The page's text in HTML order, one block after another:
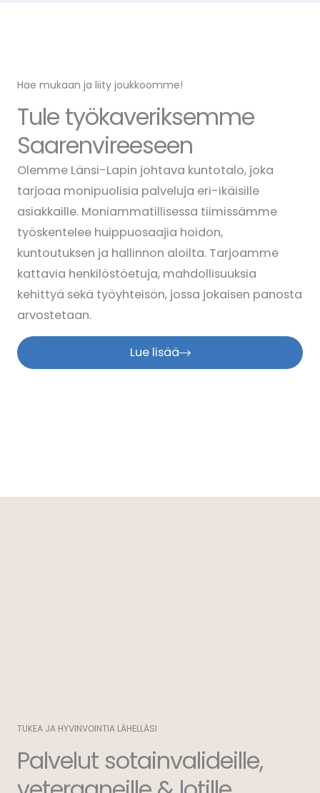
Hae mukaan ja liity joukkoomme!
Tule työkaveriksemme
Saarenvireeseen
Olemme Länsi-Lapin johtava kuntotalo, joka
tarjoaa monipuolisia palveluja eri-ikäisille
asiakkaille. Moniammatillisessa tiimissämme
työskentelee huippuosaajia hoidon,
kuntoutuksen ja hallinnon aloilta. Tarjoamme
kattavia henkilöstöetuja, mahdollisuuksia
kehittyä sekä työyhteisön, jossa jokaisen panosta
arvostetaan.
Lue lisää
TUKEA JA HYVINVOINTIA LÄHELLÄSI
Palvelut sotainvalideille,